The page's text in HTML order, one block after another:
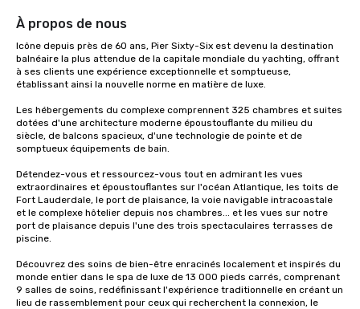
À propos de nous
Icône depuis près de 60 ans, Pier Sixty-Six est devenu la destination
balnéaire la plus attendue de la capitale mondiale du yachting, offrant
à ses clients une expérience exceptionnelle et somptueuse,
établissant ainsi la nouvelle norme en matière de luxe.
Les hébergements du complexe comprennent 325 chambres et suites
dotées d'une architecture moderne époustouflante du milieu du
siècle, de balcons spacieux, d'une technologie de pointe et de
somptueux équipements de bain.
Détendez-vous et ressourcez-vous tout en admirant les vues
extraordinaires et époustouflantes sur l'océan Atlantique, les toits de
Fort Lauderdale, le port de plaisance, la voie navigable intracoastale
et le complexe hôtelier depuis nos chambres... et les vues sur notre
port de plaisance depuis l'une des trois spectaculaires terrasses de
piscine.
Découvrez des soins de bien-être enracinés localement et inspirés du
monde entier dans le spa de luxe de 13 000 pieds carrés, comprenant
9 salles de soins, redéfinissant l'expérience traditionnelle en créant un
lieu de rassemblement pour ceux qui recherchent la connexion, le